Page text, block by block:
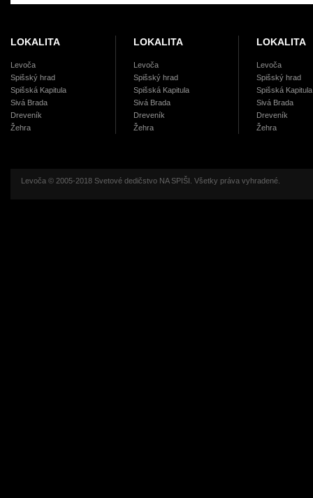
LOKALITA
Levoča
Spišský hrad
Spišská Kapitula
Sivá Brada
Dreveník
Žehra
LOKALITA
Levoča
Spišský hrad
Spišská Kapitula
Sivá Brada
Dreveník
Žehra
LOKALITA
Levoča
Spišský hrad
Spišská Kapitula
Sivá Brada
Dreveník
Žehra
Levoča © 2005-2018 Svetové dedičstvo NA SPIŠI. Všetky práva vyhradené.